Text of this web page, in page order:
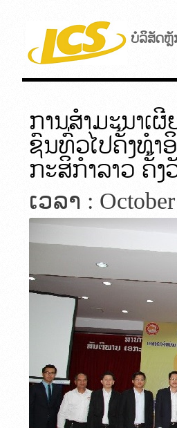
ບໍລິສັດຫຼັ
ການສຳມະນາເ
ຊົນທົ່ວໄປຄັ້ງທຳ
ກະສິກຳລາວ ຄັ້
ເວລາ :